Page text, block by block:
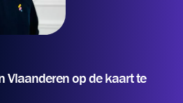
Vlaanderen op de kaart te